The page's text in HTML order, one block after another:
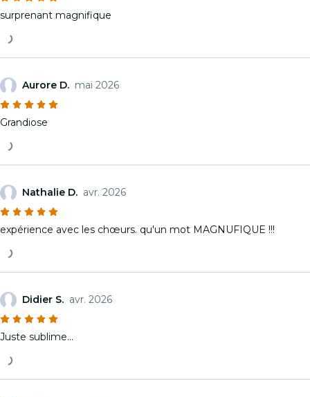
surprenant magnifique
Aurore D. mai 2026
Grandiose
Nathalie D. avr. 2026
expérience avec les chœurs. qu'un mot MAGNUFIQUE !!!
Didier S. avr. 2026
Juste sublime...